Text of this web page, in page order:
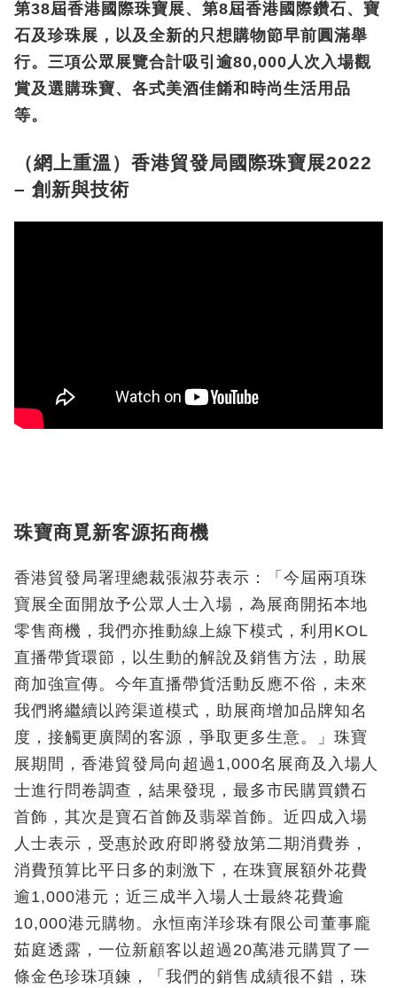
第38屆香港國際珠寶展、第8屆香港國際鑽石、寶
石及珍珠展，以及全新的只想購物節早前圓滿舉
行。三項公眾展覽合計吸引逾80,000人次入場觀
賞及選購珠寶、各式美酒佳餚和時尚生活用品
等。
（網上重溫）香港貿發局國際珠寶展2022
– 創新與技術
珠寶商覓新客源拓商機
香港貿發局署理總裁張淑芬表示：「今屆兩項珠
寶展全面開放予公眾人士入場，為展商開拓本地
零售商機，我們亦推動線上線下模式，利用KOL
直播帶貨環節，以生動的解說及銷售方法，助展
商加強宣傳。今年直播帶貨活動反應不俗，未來
我們將繼續以跨渠道模式，助展商增加品牌知名
度，接觸更廣闊的客源，爭取更多生意。」珠寶
展期間，香港貿發局向超過1,000名展商及入場人
士進行問卷調查，結果發現，最多市民購買鑽石
首飾，其次是寶石首飾及翡翠首飾。近四成入場
人士表示，受惠於政府即將發放第二期消費券，
消費預算比平日多的刺激下，在珠寶展額外花費
逾1,000港元；近三成半入場人士最終花費逾
10,000港元購物。永恒南洋珍珠有限公司董事龐
茹庭透露，一位新顧客以超過20萬港元購買了一
條金色珍珠項鍊，「我們的銷售成績很不錯，珠